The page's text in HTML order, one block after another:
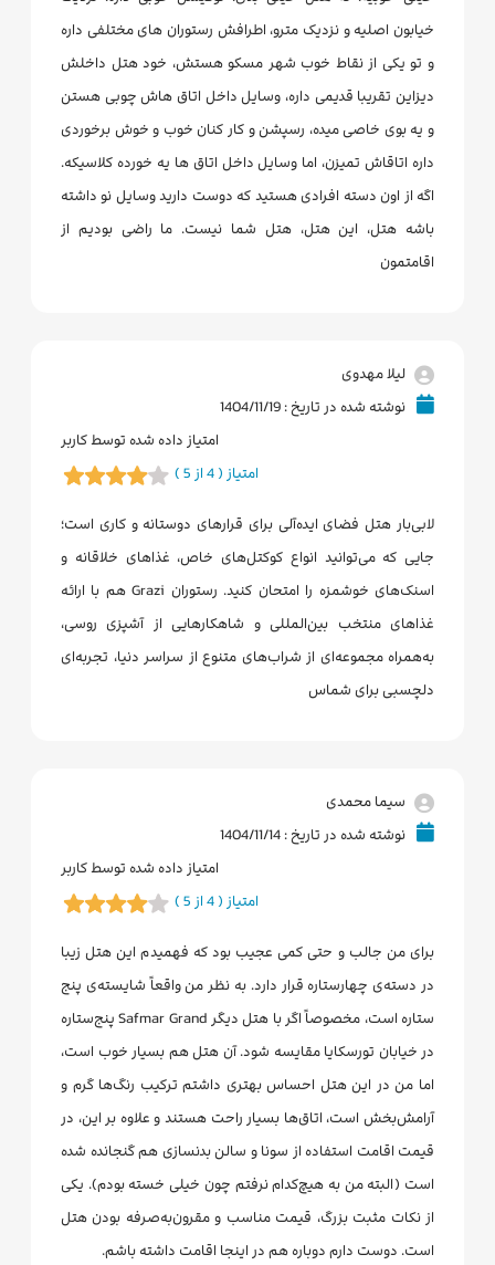
خیابون اصلیه و نزدیک مترو، اطرافش رستوران های مختلفی داره
و تو یکی از نقاط خوب شهر مسکو هستش، خود هتل داخلش
دیزاین تقریبا قدیمی داره، وسایل داخل اتاق هاش چوبی هستن
و یه بوی خاصی میده، رسپشن و کار کنان خوب و خوش برخوردی
داره اتاقاش تمیزن، اما وسایل داخل اتاق ها یه خورده کلاسیکه.
اگه از اون دسته افرادی هستید که دوست دارید وسایل نو داشته
باشه هتل، این هتل، هتل شما نیست. ما راضی بودیم از
اقامتمون
لیلا مهدوی
نوشته شده در تاریخ : 1404/11/19
امتیاز داده شده توسط کاربر
امتیاز ( 4 از 5 )
لابی‌بار هتل فضای ایده‌آلی برای قرارهای دوستانه و کاری است؛
جایی که می‌توانید انواع کوکتل‌های خاص، غذاهای خلاقانه و
اسنک‌های خوشمزه را امتحان کنید. رستوران Grazi هم با ارائه
غذاهای منتخب بین‌المللی و شاهکارهایی از آشپزی روسی،
به‌همراه مجموعه‌ای از شراب‌های متنوع از سراسر دنیا، تجربه‌ای
دلچسبی برای شماس
سیما محمدی
نوشته شده در تاریخ : 1404/11/14
امتیاز داده شده توسط کاربر
امتیاز ( 4 از 5 )
برای من جالب و حتی کمی عجیب بود که فهمیدم این هتل زیبا
در دسته‌ی چهارستاره قرار دارد. به نظر من واقعاً شایسته‌ی پنج
ستاره است، مخصوصاً اگر با هتل دیگر Safmar Grand پنج‌ستاره
در خیابان تورسکایا مقایسه شود. آن هتل هم بسیار خوب است،
اما من در این هتل احساس بهتری داشتم ترکیب رنگ‌ها گرم و
آرامش‌بخش است، اتاق‌ها بسیار راحت هستند و علاوه بر این، در
قیمت اقامت استفاده از سونا و سالن بدنسازی هم گنجانده شده
است (البته من به هیچ‌کدام نرفتم چون خیلی خسته بودم). یکی
از نکات مثبت بزرگ، قیمت مناسب و مقرون‌به‌صرفه بودن هتل
است. دوست دارم دوباره هم در اینجا اقامت داشته باشم.